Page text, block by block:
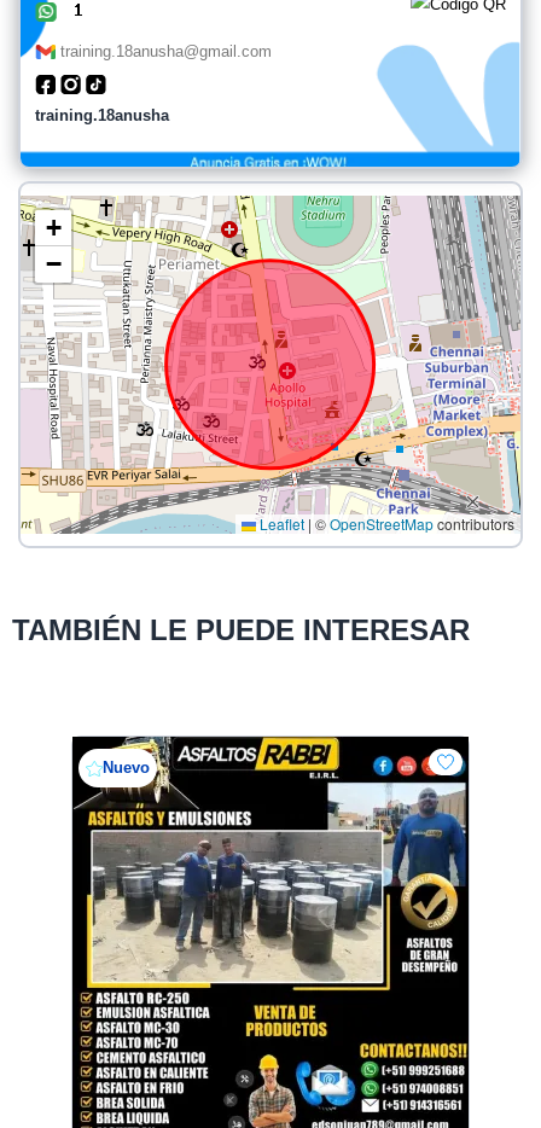
training.18anusha@gmail.com
training.18anusha
+
−
Leaflet | ©OpenStreetMapcontributors
TAMBIÉN LE PUEDE INTERESAR
Nuevo